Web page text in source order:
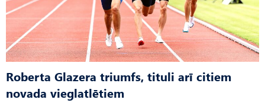
Roberta Glazera triumfs, tituli arī citiem
novada vieglatlētiem